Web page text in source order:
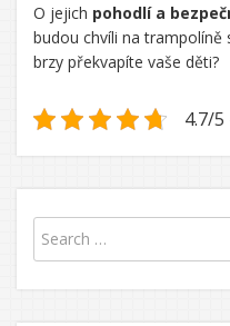
O jejich pohodlí a
budou chvíli na trampolíně
brzy překvapíte vaše děti?
4.7/5